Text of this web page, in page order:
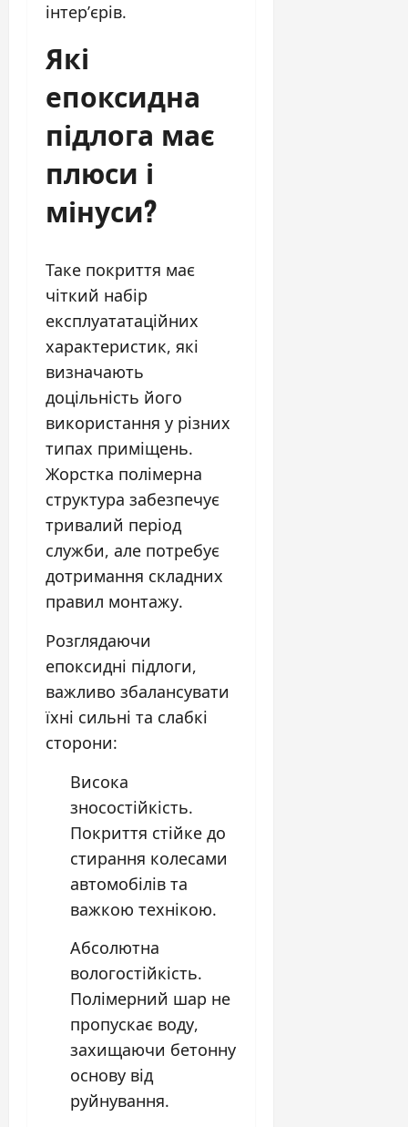
інтер’єрів.
Які
епоксидна
підлога має
плюси і
мінуси?
Таке покриття має
чіткий набір
експлуататаційних
характеристик, які
визначають
доцільність його
використання у різних
типах приміщень.
Жорстка полімерна
структура забезпечує
тривалий період
служби, але потребує
дотримання складних
правил монтажу.
Розглядаючи
епоксидні підлоги,
важливо збалансувати
їхні сильні та слабкі
сторони:
Висока
зносостійкість.
Покриття стійке до
стирання колесами
автомобілів та
важкою технікою.
Абсолютна
вологостійкість.
Полімерний шар не
пропускає воду,
захищаючи бетонну
основу від
руйнування.